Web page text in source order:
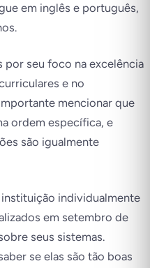
em inglês e português,
por seu foco na excelência
e no
mencionar que
ordem específica, e
são igualmente
individualmente
em setembro de
seus sistemas.
se elas são tão boas